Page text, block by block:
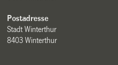
Postadresse
Stadt Winterthur
8403 Winterthur